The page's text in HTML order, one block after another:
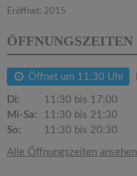
Eröffnet: 2015
ÖFFNUNGSZEITEN
Öffnet um 11:30 Uhr
Di:
11:30 bis 17:00
Mi-Sa:
11:30 bis 21:30
So:
11:30 bis 20:30
Alle Öffnungszeiten ansehen
t